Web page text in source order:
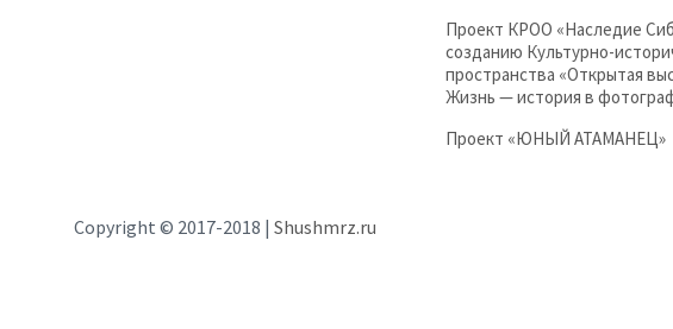
Проект КРОО «Наследие
созданию Культурно-
пространства «Открытая
Жизнь — история в
Проект «ЮНЫЙ АТАМАНЕЦ»
Copyright © 2017-2018 | Shushmrz.ru